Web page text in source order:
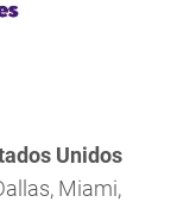
Unidos
Miami,